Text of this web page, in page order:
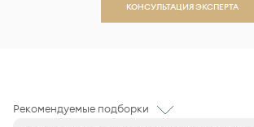
КОНСУЛЬТАЦИЯ ЭКСПЕРТА
Рекомендуемые подборки